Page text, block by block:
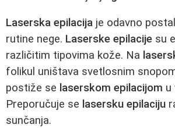
Laserska epilacija je odavno
rutine nege. Laserske epilacije su
različitim tipovima kože. Na
folikul uništava svetlosnim
postiže se laserskom epilacijom u
Preporučuje se lasersku epilaciju
sunčanja.